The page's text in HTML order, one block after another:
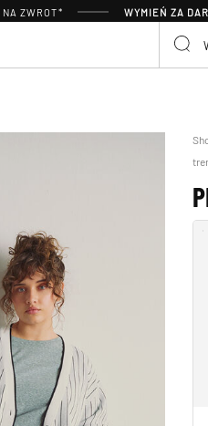
NA ZWROT* WYMIEŃ ZA